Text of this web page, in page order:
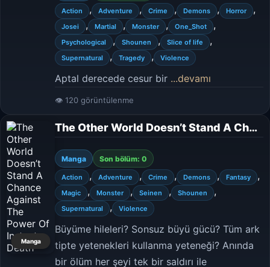
Action , Adventure , Crime , Demons , Horror ,
Josei , Martial , Monster , One_Shot ,
Psychological , Shounen , Slice of life ,
Supernatural , Tragedy , Violence
Aptal derecede cesur bir ...devamı
👁 120 görüntülenme
Manga
The Other World Doesn’t Stand A Chance Against The Power Of Instant Death
Manga Son bölüm: 0
Action , Adventure , Crime , Demons , Fantasy ,
Magic , Monster , Seinen , Shounen ,
Supernatural , Violence
Büyüme hileleri? Sonsuz büyü gücü? Tüm ark
tipte yetenekleri kullanma yeteneği? Anında
bir ölüm her şeyi tek bir saldırı ile